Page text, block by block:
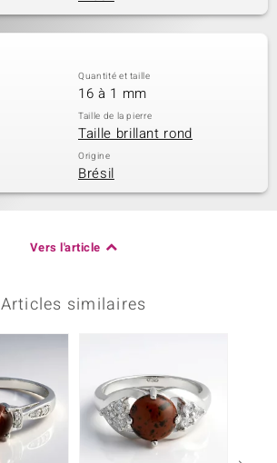
Quantité et taille
16 à 1 mm
Taille de la pierre
Taille brillant rond
Origine
Brésil
Vers l'article
Articles similaires